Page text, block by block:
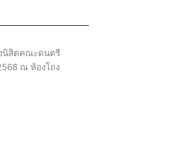
นิสิตคณะดนตรี
ณ ห้องโถง